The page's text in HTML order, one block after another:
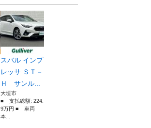
スバル インプ
レッサ ＳＴ－
Ｈ サンル...
大垣市
■ 支払総額: 224.
9万円 ■ 車両
本...